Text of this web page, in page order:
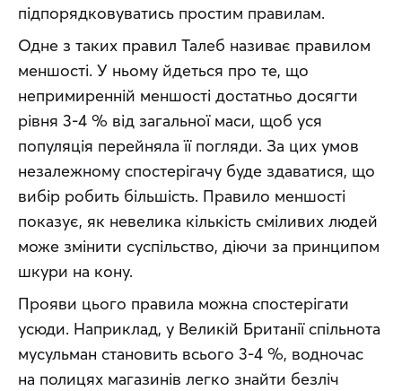
підпорядковуватись простим правилам.
Одне з таких правил Талеб називає правилом
меншості. У ньому йдеться про те, що
непримиренній меншості достатньо досягти
рівня 3-4 % від загальної маси, щоб уся
популяція перейняла її погляди. За цих умов
незалежному спостерігачу буде здаватися, що
вибір робить більшість. Правило меншості
показує, як невелика кількість сміливих людей
може змінити суспільство, діючи за принципом
шкури на кону.
Прояви цього правила можна спостерігати
усюди. Наприклад, у Великій Британії спільнота
мусульман становить всього 3-4 %, водночас
на полицях магазинів легко знайти безліч